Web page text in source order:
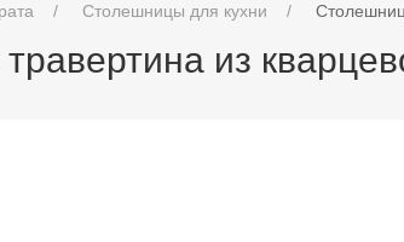
Столешницы для кухни
из